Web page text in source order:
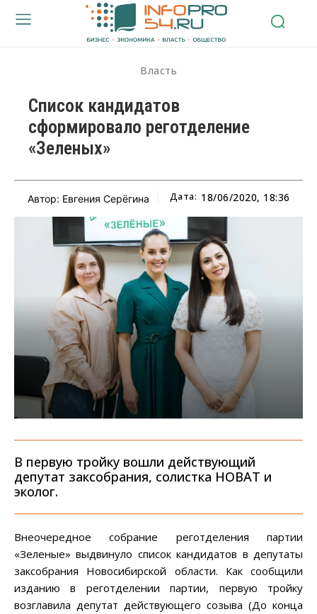
Власть
Список кандидатов
сформировало реготделение
«Зеленых»
Автор: Евгения Серёгина Дата: 18/06/2020, 18:36
В первую тройку вошли действующий
депутат заксобрания, солистка НОВАТ и
эколог.
Внеочередное собрание реготделения партии
«Зеленые» выдвинуло список кандидатов в депутаты
заксобрания Новосибирской области. Как сообщили
изданию в реготделении партии, первую тройку
возглавила депутат действующего созыва (До конца